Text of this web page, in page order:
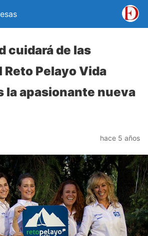
cuidará de las
Reto Pelayo Vida
la apasionante nueva
hace 5 años